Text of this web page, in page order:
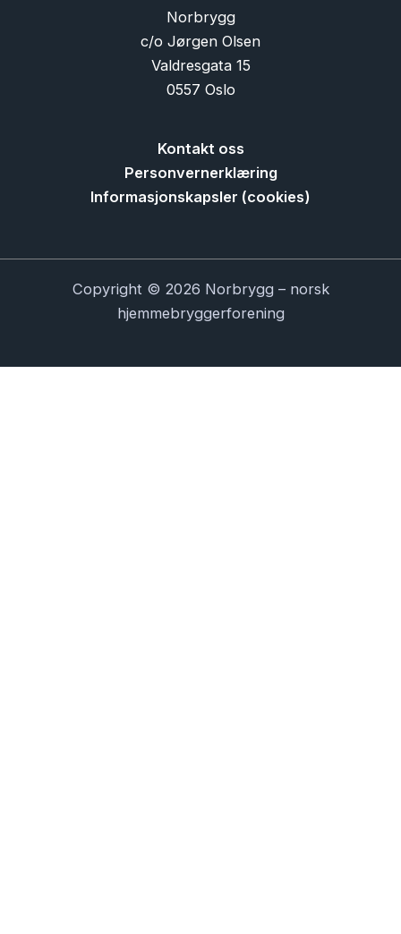
Norbrygg
c/o Jørgen Olsen
Valdresgata 15
0557 Oslo
Kontakt oss
Personvernerklæring
Informasjonskapsler (cookies)
Copyright © 2026 Norbrygg – norsk
hjemmebryggerforening